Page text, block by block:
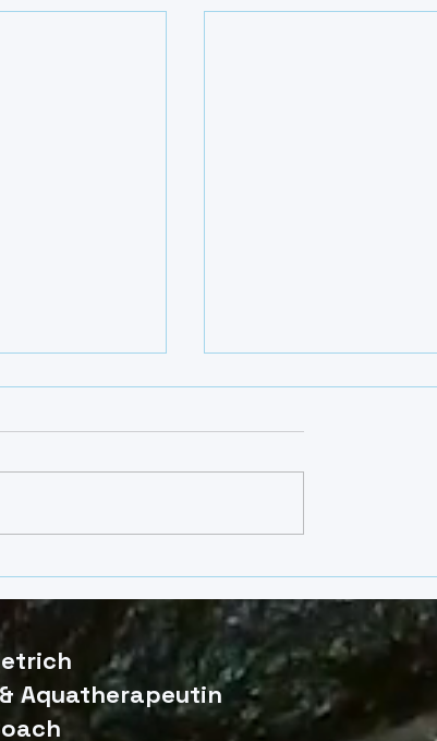
ASS wirklich
was Fortschritt bei
mit ASS wirklich
Aquatherapeutin